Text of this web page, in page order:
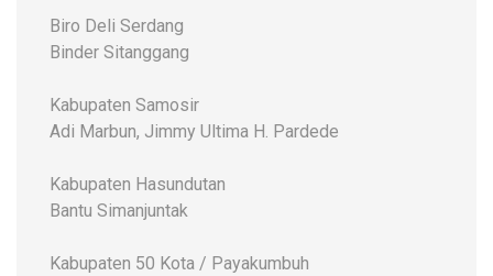
Biro Deli Serdang
Binder Sitanggang
Kabupaten Samosir
Adi Marbun, Jimmy Ultima H. Pardede
Kabupaten Hasundutan
Bantu Simanjuntak
Kabupaten 50 Kota / Payakumbuh